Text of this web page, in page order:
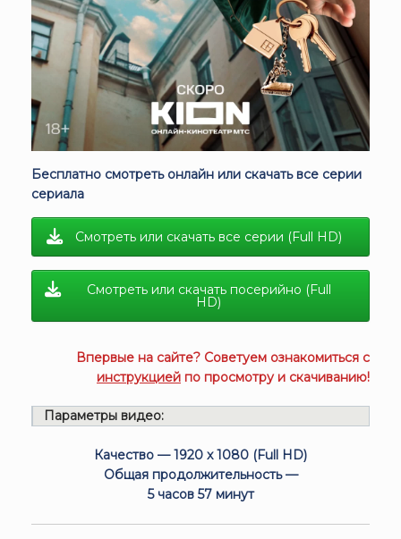
Бесплатно смотреть онлайн или скачать все серии
сериала
Смотреть или скачать все серии (Full HD)
Смотреть или скачать посерийно (Full
HD)
Впервые на сайте? Советуем ознакомиться с
инструкцией по просмотру и скачиванию!
Параметры видео:
Качество — 1920 x 1080 (Full HD)
Общая продолжительность —
5 часов 57 минут